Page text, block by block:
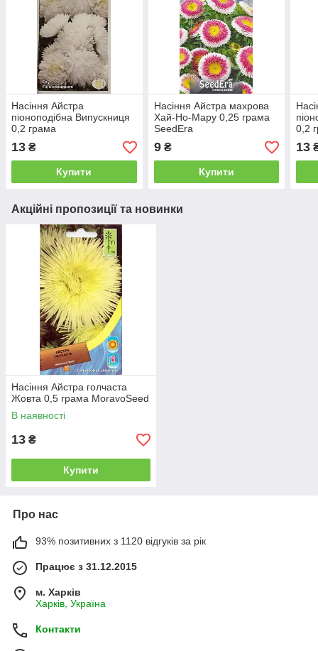
Насіння Айстра
піоноподібна Випускниця
0,2 грама
13 ₴
Купити
Насіння Айстра махрова
Хай-Но-Мару 0,25 грама
SeedEra
9₴
Купити
0,2
13
Акційні пропозиції та новинки
Насіння Айстра голчаста
Жовта 0,5 грама MoravoSeed
В наявності
13 ₴
Купити
Про нас
93% позитивних з 1120 відгуків за рік
Працює з 31.12.2015
м. Харків
Харків, Україна
Контакти